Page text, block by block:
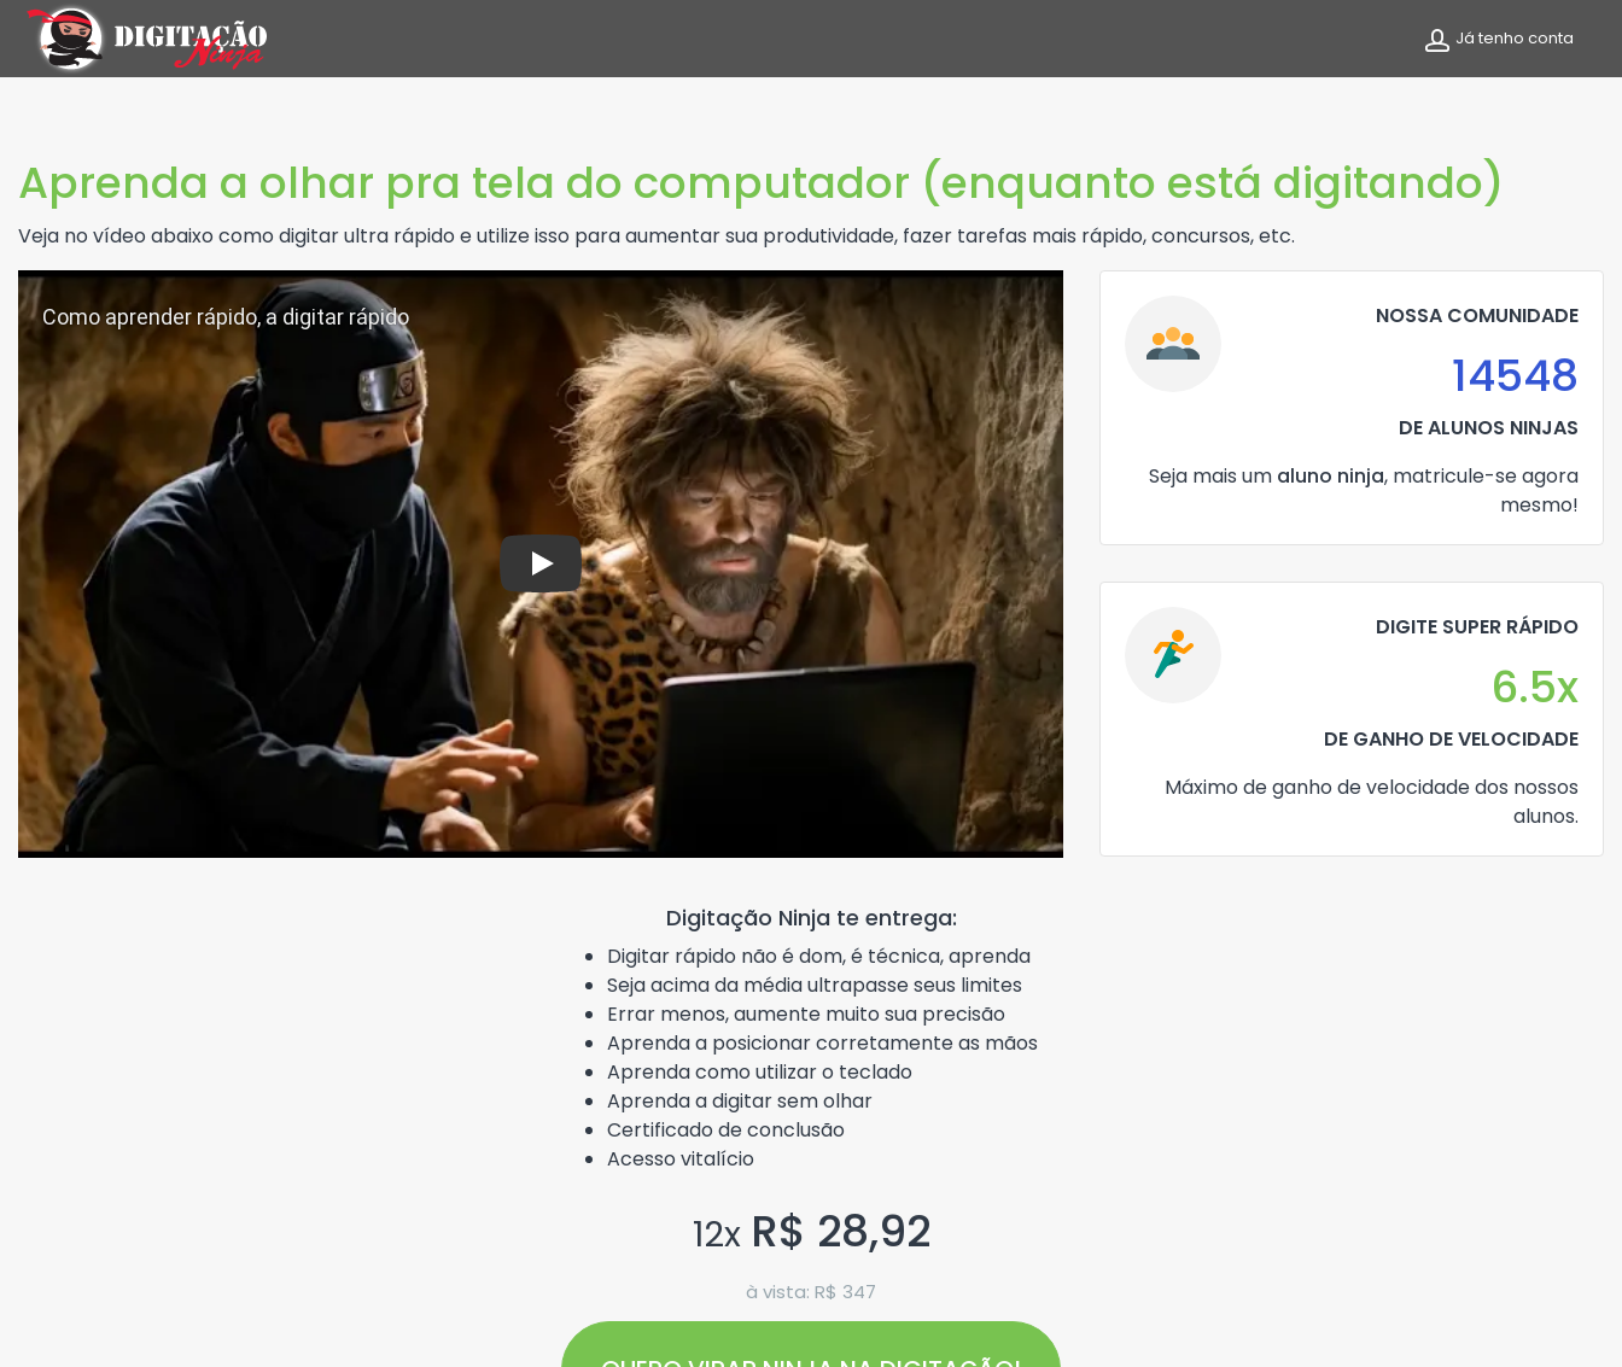
Já tenho conta
Aprenda a olhar pra tela do computador (enquanto está digitando)
Veja no vídeo abaixo como digitar ultra rápido e utilize isso para aumentar sua produtividade, fazer tarefas mais rápido, concursos, etc.
Play
NOSSA COMUNIDADE
14548
DE ALUNOS NINJAS
Seja mais um aluno ninja, matricule-se agora
mesmo!
DIGITE SUPER RÁPIDO
6.5x
DE GANHO DE VELOCIDADE
Máximo de ganho de velocidade dos nossos
alunos.
Digitação Ninja te entrega:
Digitar rápido não é dom, é técnica, aprenda
Seja acima da média ultrapasse seus limites
Errar menos, aumente muito sua precisão
Aprenda a posicionar corretamente as mãos
Aprenda como utilizar o teclado
Aprenda a digitar sem olhar
Certificado de conclusão
Acesso vitalício
12x R$ 28,92
à vista: R$ 347